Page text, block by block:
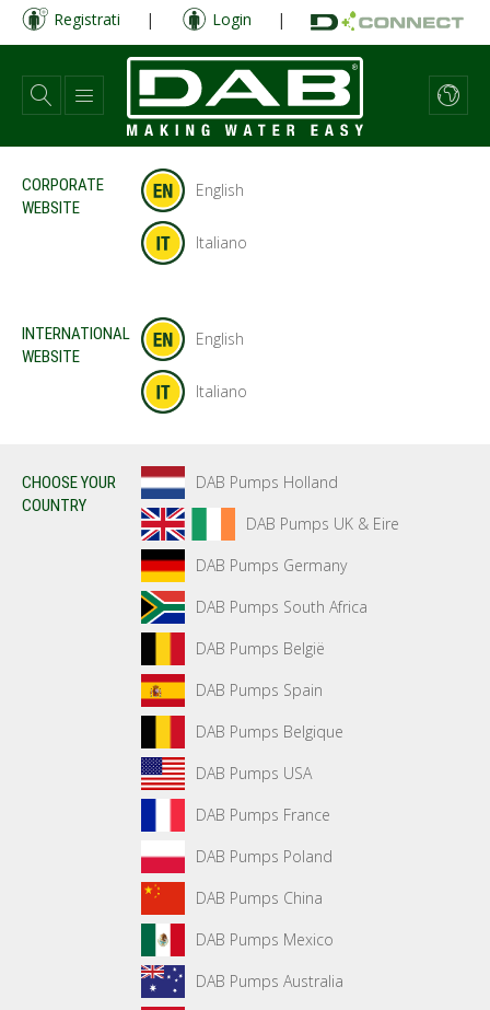
Salta
contenuto
principale
Registrati | Login |
CORPORATE
WEBSITE
English
Italiano
INTERNATIONAL
WEBSITE
English
Italiano
CHOOSE YOUR
COUNTRY
DAB Pumps Holland
DAB Pumps UK & Eire
DAB Pumps Germany
DAB Pumps South Africa
DAB Pumps België
DAB Pumps Spain
DAB Pumps Belgique
DAB Pumps USA
DAB Pumps France
DAB Pumps Poland
DAB Pumps China
DAB Pumps Mexico
DAB Pumps Australia